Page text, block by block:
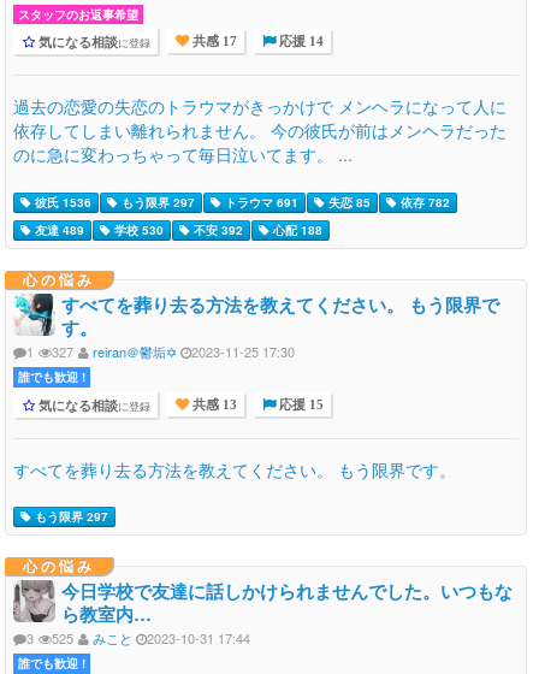
スタッフのお返事希望
気になる相談に登録 共感 17 応援 14
過去の恋愛の失恋のトラウマがきっかけで メンヘラになって人に
依存してしまい離れられません。 今の彼氏が前はメンヘラだった
のに急に変わっちゃって毎日泣いてます。 ...
彼氏 1536 もう限界 297 トラウマ 691 失恋 85
依存 782
友達 489
学校 530 不安 392 心配 188
心の悩み
すべてを葬り去る方法を教えてください。 もう限界で
す。
1 327 reiran＠鬱垢✡ 2023-11-25 17:30
誰でも歓迎 !
気になる相談に登録 共感 13 応援 15
すべてを葬り去る方法を教えてください。 もう限界です。
もう限界 297
心の悩み
今日学校で友達に話しかけられませんでした。いつもな
ら教室内…
3 525 みこと 2023-10-31 17:44
誰でも歓迎 !